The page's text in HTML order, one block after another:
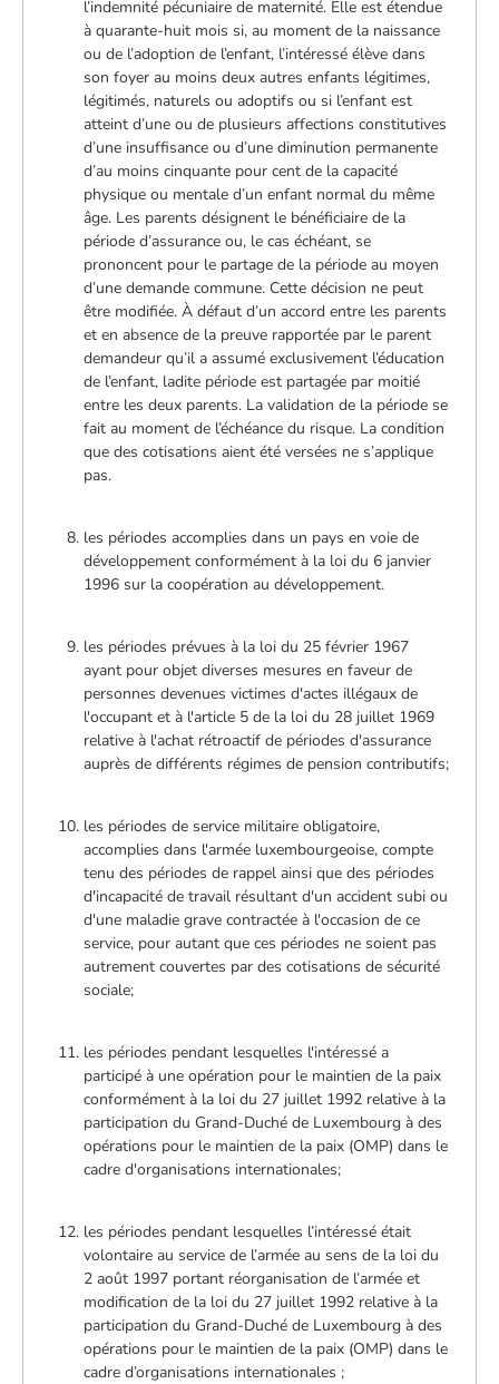
l’indemnité pécuniaire de maternité. Elle est étendue
à quarante-huit mois si, au moment de la naissance
ou de l’adoption de l’enfant, l’intéressé élève dans
son foyer au moins deux autres enfants légitimes,
légitimés, naturels ou adoptifs ou si l’enfant est
atteint d’une ou de plusieurs affections constitutives
d’une insuffisance ou d’une diminution permanente
d’au moins cinquante pour cent de la capacité
physique ou mentale d’un enfant normal du même
âge. Les parents désignent le bénéficiaire de la
période d’assurance ou, le cas échéant, se
prononcent pour le partage de la période au moyen
d’une demande commune. Cette décision ne peut
être modifiée. À défaut d’un accord entre les parents
et en absence de la preuve rapportée par le parent
demandeur qu’il a assumé exclusivement l’éducation
de l’enfant, ladite période est partagée par moitié
entre les deux parents. La validation de la période se
fait au moment de l’échéance du risque. La condition
que des cotisations aient été versées ne s’applique
pas.
les périodes accomplies dans un pays en voie de
développement conformément à la loi du 6 janvier
1996 sur la coopération au développement.
les périodes prévues à la loi du 25 février 1967
ayant pour objet diverses mesures en faveur de
personnes devenues victimes d'actes illégaux de
l'occupant et à l'article 5 de la loi du 28 juillet 1969
relative à l'achat rétroactif de périodes d'assurance
auprès de différents régimes de pension contributifs;
les périodes de service militaire obligatoire,
accomplies dans l'armée luxembourgeoise, compte
tenu des périodes de rappel ainsi que des périodes
d'incapacité de travail résultant d'un accident subi ou
d'une maladie grave contractée à l'occasion de ce
service, pour autant que ces périodes ne soient pas
autrement couvertes par des cotisations de sécurité
sociale;
les périodes pendant lesquelles l'intéressé a
participé à une opération pour le maintien de la paix
conformément à la loi du 27 juillet 1992 relative à la
participation du Grand-Duché de Luxembourg à des
opérations pour le maintien de la paix (OMP) dans le
cadre d'organisations internationales;
les périodes pendant lesquelles l’intéressé était
volontaire au service de l’armée au sens de la loi du
2 août 1997 portant réorganisation de l’armée et
modification de la loi du 27 juillet 1992 relative à la
participation du Grand-Duché de Luxembourg à des
opérations pour le maintien de la paix (OMP) dans le
cadre d’organisations internationales ;